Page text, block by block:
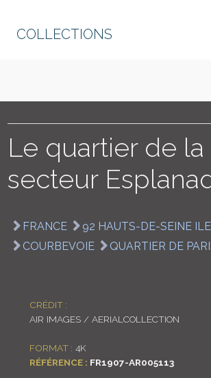
COLLECTIONS
Le quartier de
secteur
FRANCE 92 HAUTS-DE-SEINE
COURBEVOIE
QUARTIER DE
CRÉDIT :
AIR IMAGES / AERIALCOLLECTION
FORMAT : 4K
RÉFÉRENCE : FR1907-AR005113